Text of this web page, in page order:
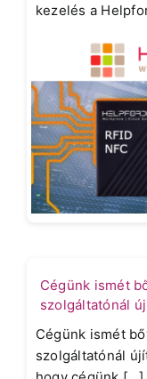
kezelés a
Cégünk ismét
szolgáltatónál
Cégünk ismét
szolgáltatónál